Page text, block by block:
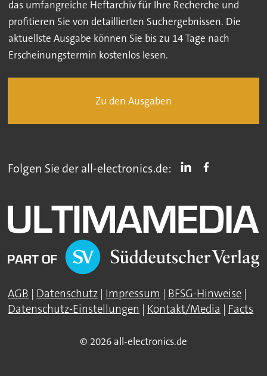
das umfangreiche Heftarchiv für Ihre Recherche und
profitieren Sie von detaillierten Suchergebnissen. Die
aktuellste Ausgabe können Sie bis zu 14 Tage nach
Erscheinungstermin kostenlos lesen.
Zu den Ausgaben
Folgen Sie der all-electronics.de:
AGB | Datenschutz | Impressum | BFSG-Hinweise |
Datenschutz-Einstellungen | Kontakt/Media | Facts
© 2026 all-electronics.de